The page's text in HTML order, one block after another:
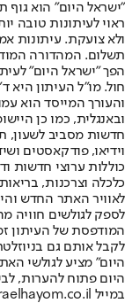
"ישראל היום" הוא
ראוי לעיתונות טובה
ולא צועקת. עיתונות
הפך "ישראל היום"
חול. מו"ל העיתון היא
והעורך המייסד הוא
חדשות מסביב לשעון,
וידיאו, פודקאסטים
כוללות ערוצי חדשות
לאוויר האתר החדש
לספק לגולשים חוויה
המודפסת של העיתון
לקבל אותם גם
היום" מציע לגולשי
היום פתוח להערות,
במייל hayom@israelhayom.co.il.